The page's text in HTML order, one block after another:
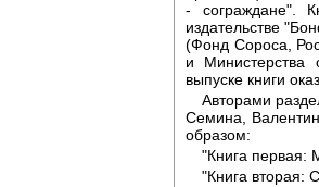
- сограждане".
издательстве
(Фонд Сороса,
и Министерства
выпуске книги
Авторами
Семина,
образом:
"Книга первая:
"Книга вторая: